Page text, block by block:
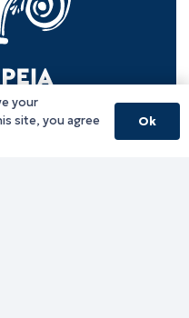
your
site, you agree
Ok